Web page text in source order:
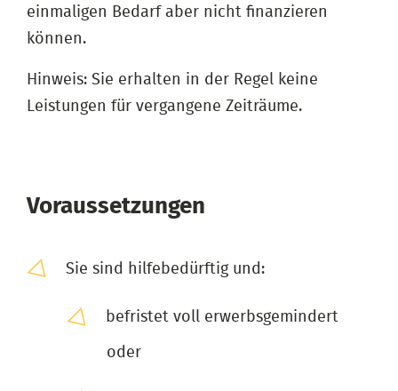
einmaligen Bedarf aber nicht finanzieren
können.
Hinweis: Sie erhalten in der Regel keine
Leistungen für vergangene Zeiträume.
Voraussetzungen
Sie sind hilfebedürftig und:
befristet voll erwerbsgemindert
oder